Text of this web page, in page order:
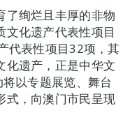
了绚烂且丰厚的非物
文化遗产代表性项目
代表性项目32项，其
化遗产，正是中华文
以专题展览、舞台
式，向澳门市民呈现